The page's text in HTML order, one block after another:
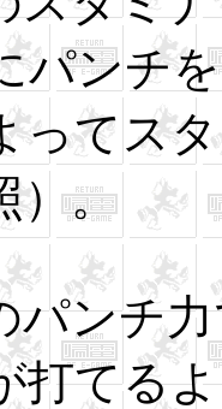
パンチ
ってス
）。
パンチ
打てる